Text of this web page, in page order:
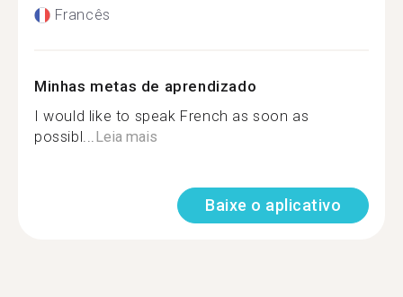
Francês
Minhas metas de aprendizado
I would like to speak French as soon as
possibl...Leia mais
Baixe o aplicativo